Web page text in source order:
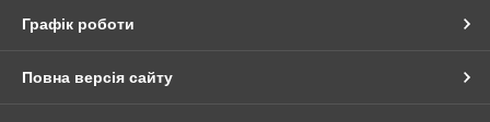
Графік роботи
Повна версія сайту